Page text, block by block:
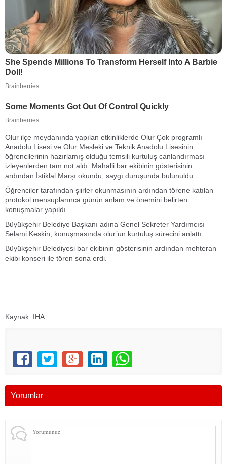
Olur ilçe meydanında yapılan etkinliklerde Olur Çok programlı
Anadolu Lisesi ve Olur Mesleki ve Teknik Anadolu Lisesinin
öğrencilerinin hazırlamış olduğu temsili kurtuluş canlandırması
izleyenlerden tam not aldı. Mahalli bar ekibinin gösterisinin
ardından İstiklal Marşı okundu, saygı duruşunda bulunuldu.
Öğrenciler tarafından şiirler okunmasının ardından törene katılan
protokol mensuplarınca günün anlam ve önemini belirten
konuşmalar yapıldı.
Büyükşehir Belediye Başkanı adına Genel Sekreter Yardımcısı
Selami Keskin, konuşmasında olur’un kurtuluş sürecini anlattı.
Büyükşehir Belediyesi bar ekibinin gösterisinin ardından mehteran
ekibi konseri ile tören sona erdi.
Kaynak: IHA
Yorumlar